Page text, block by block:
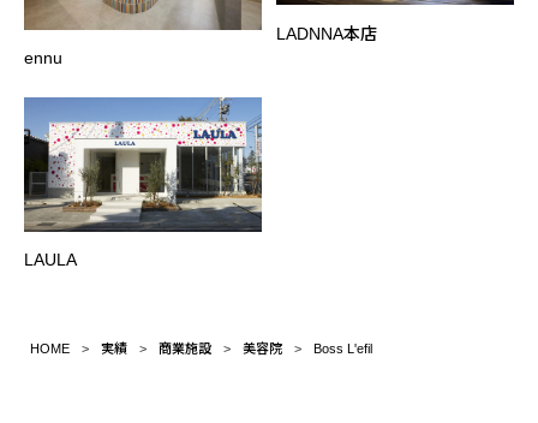
ennu
LADNNA本店
LAULA
HOME 実績 商業施設 美容院 Boss L'efil